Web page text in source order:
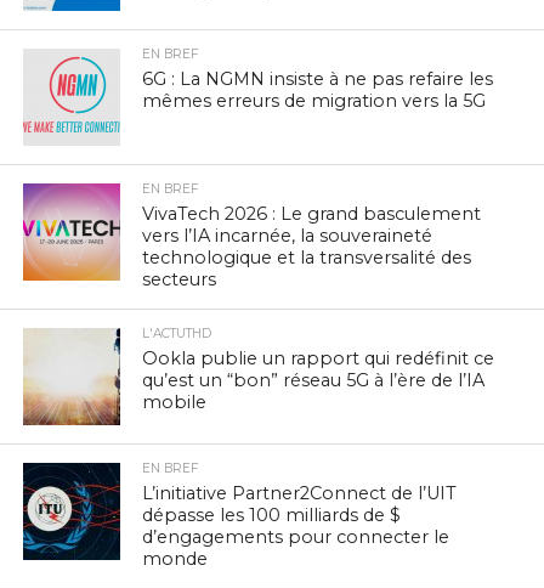
EN BREF
6G : La NGMN insiste à ne pas refaire les
mêmes erreurs de migration vers la 5G
EN BREF
VivaTech 2026 : Le grand basculement
vers l’IA incarnée, la souveraineté
technologique et la transversalité des
secteurs
L'ACTUTHD
Ookla publie un rapport qui redéfinit ce
qu’est un “bon” réseau 5G à l’ère de l’IA
mobile
EN BREF
L’initiative Partner2Connect de l’UIT
dépasse les 100 milliards de $
d’engagements pour connecter le
monde